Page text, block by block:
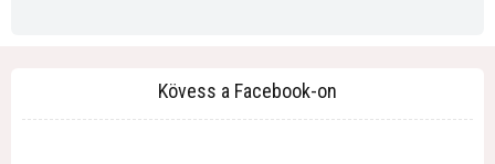
Kövess a Facebook-on